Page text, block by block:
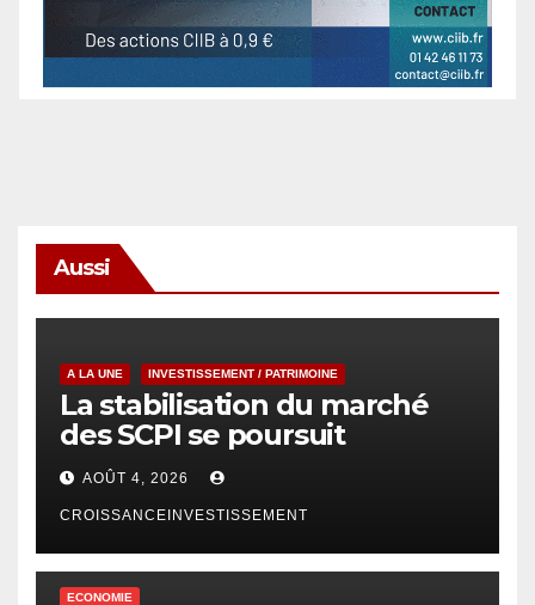
Aussi
A LA UNE INVESTISSEMENT / PATRIMOINE
La stabilisation du marché
des SCPI se poursuit
AOÛT 4, 2026
CROISSANCEINVESTISSEMENT
ECONOMIE